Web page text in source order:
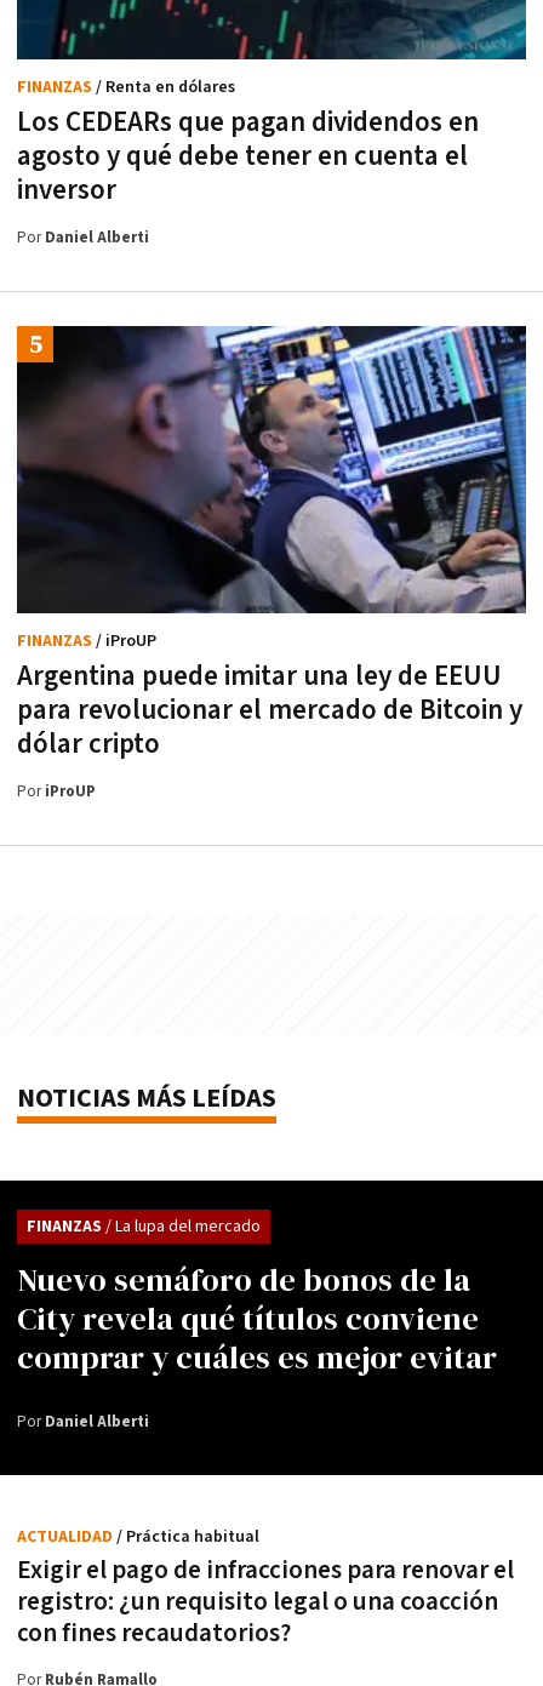
Los CEDEARs que pagan dividendos en
agosto y qué debe tener en cuenta el
inversor
FINANZAS / Renta en dólares
PorDaniel Alberti
Argentina puede imitar una ley de EEUU
para revolucionar el mercado de Bitcoin y
dólar cripto
FINANZAS / iProUP
PoriProUP
NOTICIAS MÁS LEÍDAS
Nuevo semáforo de bonos de la
City revela qué títulos conviene
comprar y cuáles es mejor evitar
FINANZAS / La lupa del mercado
PorDaniel Alberti
Exigir el pago de infracciones para renovar el
registro: ¿un requisito legal o una coacción
con fines recaudatorios?
ACTUALIDAD / Práctica habitual
PorRubén Ramallo